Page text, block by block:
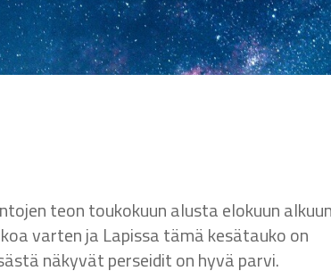
teon toukokuun alusta elokuun
varten ja Lapissa tämä kesätauko on
näkyvät perseidit on hyvä parvi.